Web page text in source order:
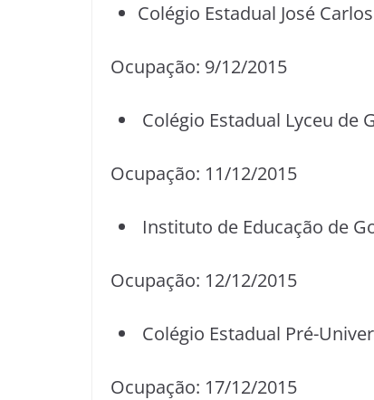
Colégio Estadual José
Ocupação: 9/12/2015
Colégio Estadual Lyceu de
Ocupação: 11/12/2015
Instituto de Educação de
Ocupação: 12/12/2015
Colégio Estadual Pré-
Ocupação: 17/12/2015